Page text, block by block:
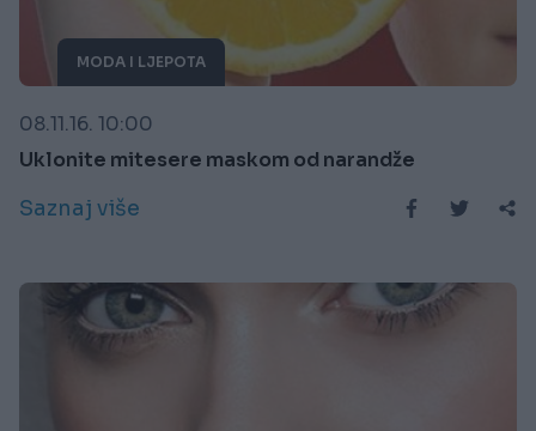
MODA I LJEPOTA
08.11.16. 10:00
Uklonite mitesere maskom od narandže
Saznaj više